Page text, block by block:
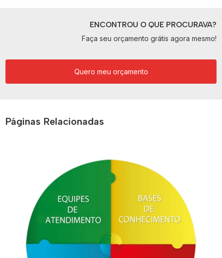
ENCONTROU O QUE PROCURAVA?
Faça seu orçamento grátis agora mesmo!
Quero meu orçamento
Páginas Relacionadas